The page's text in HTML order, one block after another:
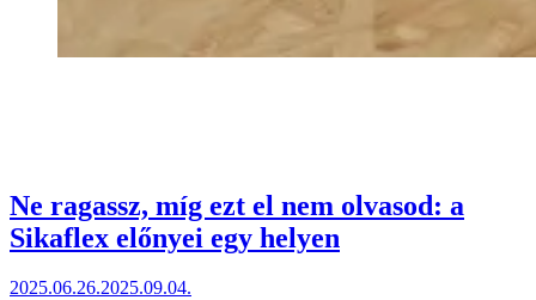
Ne ragassz, míg ezt el nem olvasod: a
Sikaflex előnyei egy helyen
2025.06.26.2025.09.04.